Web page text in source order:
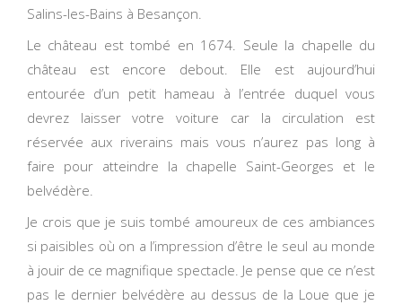
Salins-les-Bains à Besançon.
Le château est tombé en 1674. Seule la chapelle du
château est encore debout. Elle est aujourd’hui
entourée d’un petit hameau à l’entrée duquel vous
devrez laisser votre voiture car la circulation est
réservée aux riverains mais vous n’aurez pas long à
faire pour atteindre la chapelle Saint-Georges et le
belvédère.
Je crois que je suis tombé amoureux de ces ambiances
si paisibles où on a l’impression d’être le seul au monde
à jouir de ce magnifique spectacle. Je pense que ce n’est
pas le dernier belvédère au dessus de la Loue que je